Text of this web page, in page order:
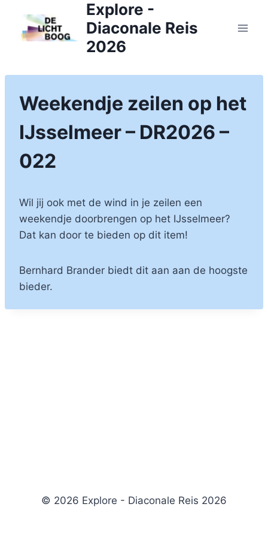
inhoud
Explore -
Diaconale Reis
2026
Weekendje zeilen op het
IJsselmeer – DR2026 –
022
Wil jij ook met de wind in je zeilen een
weekendje doorbrengen op het IJsselmeer?
Dat kan door te bieden op dit item!
Bernhard Brander biedt dit aan aan de hoogste
bieder.
© 2026 Explore - Diaconale Reis 2026